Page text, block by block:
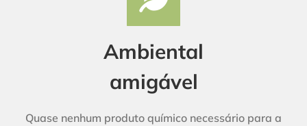
Ambiental
amigável
Quase nenhum produto químico necessário para a